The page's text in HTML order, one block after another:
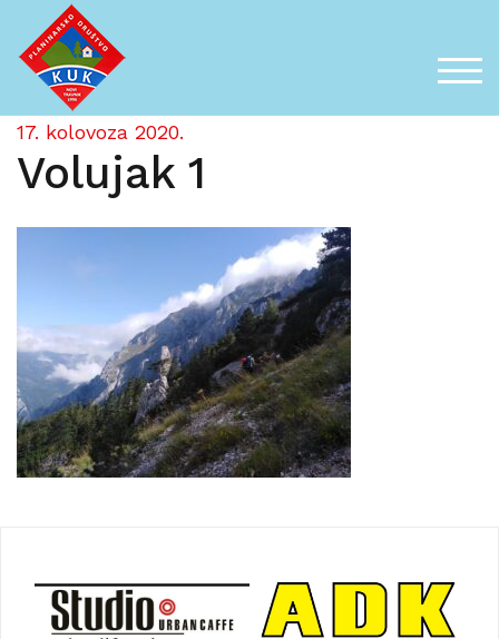
content
17. kolovoza 2020.
Volujak 1